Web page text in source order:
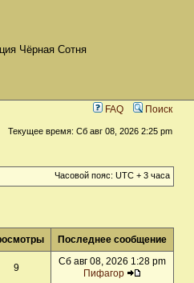
Чёрная Сотня
FAQ Поиск
Текущее время: Сб авг 08, 2026 2:25 pm
Часовой пояс: UTC + 3 часа
Последнее сообщение
9
Сб авг 08, 2026 1:28 pm
Пифагор